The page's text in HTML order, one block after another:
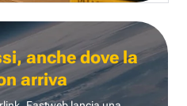
anche dove la
arriva